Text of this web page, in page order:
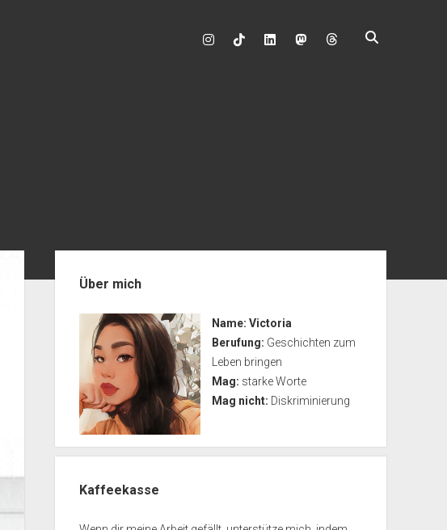
instagram
tiktoklinkedinmastodon
Über mich
Name: Victoria
Berufung: Geschichten zum
Leben bringen
Mag: starke Worte
Mag nicht: Diskriminierung
Kaffeekasse